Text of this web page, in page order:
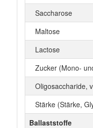
Saccharose
Maltose
Lactose
Zucker (Mono-
Oligosaccharide,
Stärke (Stärke,
Ballaststoffe